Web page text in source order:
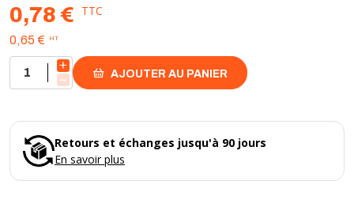
0,78 € TTC
0,65 € HT
AJOUTER AU PANIER
Retours et échanges jusqu'à 90 jours
En savoir plus